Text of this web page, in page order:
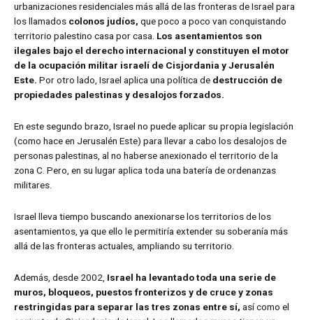
urbanizaciones residenciales más allá de las fronteras de Israel para
los llamados colonos judíos, que poco a poco van conquistando
territorio palestino casa por casa. Los asentamientos son
ilegales bajo el derecho internacional y constituyen el motor
de la ocupación militar israelí de Cisjordania y Jerusalén
Este. Por otro lado, Israel aplica una política de destrucción de
propiedades palestinas y desalojos forzados.
En este segundo brazo, Israel no puede aplicar su propia legislación
(como hace en Jerusalén Este) para llevar a cabo los desalojos de
personas palestinas, al no haberse anexionado el territorio de la
zona C. Pero, en su lugar aplica toda una batería de ordenanzas
militares.
Israel lleva tiempo buscando anexionarse los territorios de los
asentamientos, ya que ello le permitiría extender su soberanía más
allá de las fronteras actuales, ampliando su territorio.
Además, desde 2002, Israel ha levantado toda una serie de
muros, bloqueos, puestos fronterizos y de cruce y zonas
restringidas para separar las tres zonas entre sí, así como el